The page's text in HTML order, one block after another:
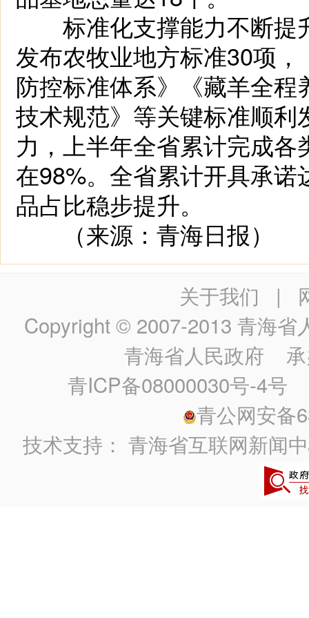
标准化支撑能力不断提
发布农牧业地方标准30项
防控标准体系》《藏羊全
技术规范》等关键标准顺
力，上半年全省累计完成
在98%。全省累计开具承
品占比稳步提升。
（来源：青海日报）
关于我们 |
Copyright © 2007-2013 青海省
青海省人民政府 承
青ICP备08000030号-4号
青公网安备
技术支持：青海省互联网新闻